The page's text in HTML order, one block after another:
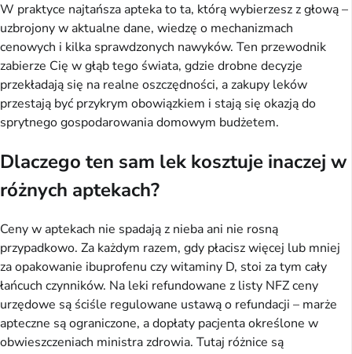
W praktyce najtańsza apteka to ta, którą wybierzesz z głową –
uzbrojony w aktualne dane, wiedzę o mechanizmach
cenowych i kilka sprawdzonych nawyków. Ten przewodnik
zabierze Cię w głąb tego świata, gdzie drobne decyzje
przekładają się na realne oszczędności, a zakupy leków
przestają być przykrym obowiązkiem i stają się okazją do
sprytnego gospodarowania domowym budżetem.
Dlaczego ten sam lek kosztuje inaczej w
różnych aptekach?
Ceny w aptekach nie spadają z nieba ani nie rosną
przypadkowo. Za każdym razem, gdy płacisz więcej lub mniej
za opakowanie ibuprofenu czy witaminy D, stoi za tym cały
łańcuch czynników. Na leki refundowane z listy NFZ ceny
urzędowe są ściśle regulowane ustawą o refundacji – marże
apteczne są ograniczone, a dopłaty pacjenta określone w
obwieszczeniach ministra zdrowia. Tutaj różnice są